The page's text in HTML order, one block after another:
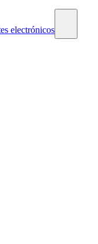
electrónicos